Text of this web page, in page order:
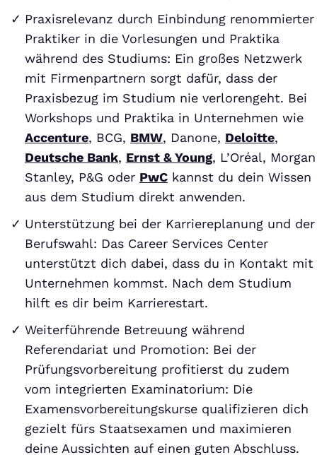
Praxisrelevanz durch Einbindung renommierter
Praktiker in die Vorlesungen und Praktika
während des Studiums: Ein großes Netzwerk
mit Firmenpartnern sorgt dafür, dass der
Praxisbezug im Studium nie verlorengeht. Bei
Workshops und Praktika in Unternehmen wie
Accenture, BCG, BMW, Danone, Deloitte,
Deutsche Bank, Ernst & Young, L’Oréal, Morgan
Stanley, P&G oder PwC kannst du dein Wissen
aus dem Studium direkt anwenden.
Unterstützung bei der Karriereplanung und der
Berufswahl: Das Career Services Center
unterstützt dich dabei, dass du in Kontakt mit
Unternehmen kommst. Nach dem Studium
hilft es dir beim Karrierestart.
Weiterführende Betreuung während
Referendariat und Promotion: Bei der
Prüfungsvorbereitung profitierst du zudem
vom integrierten Examinatorium: Die
Examensvorbereitungskurse qualifizieren dich
gezielt fürs Staatsexamen und maximieren
deine Aussichten auf einen guten Abschluss.